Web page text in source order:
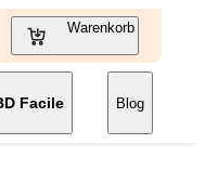
Warenkorb
Facile Blog